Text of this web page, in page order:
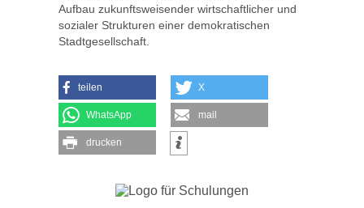
Aufbau zukunftsweisender wirtschaftlicher und
sozialer Strukturen einer demokratischen
Stadtgesellschaft.
teilen X
WhatsApp mail
drucken